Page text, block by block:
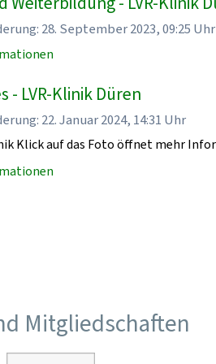
28. September 2023, 09:25 Uhr
- LVR-Klinik Düren
22. Januar 2024, 14:31 Uhr
Klick auf das Foto öffnet mehr
Mitgliedschaften